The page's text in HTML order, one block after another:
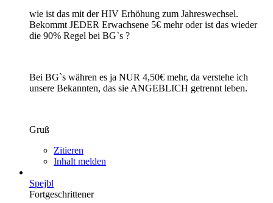
wie ist das mit der HIV Erhöhung zum Jahreswechsel.
Bekommt JEDER Erwachsene 5€ mehr oder ist das wieder
die 90% Regel bei BG`s ?
Bei BG`s währen es ja NUR 4,50€ mehr, da verstehe ich
unsere Bekannten, das sie ANGEBLICH getrennt leben.
Gruß
Zitieren
Inhalt melden
Spejbl
Fortgeschrittener